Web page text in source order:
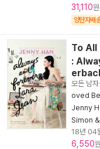
31,110
양탄자배
To
:
모든 남
oved
Jenny
Simon
18년 04
6,550